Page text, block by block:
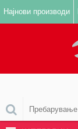
Најнови производи